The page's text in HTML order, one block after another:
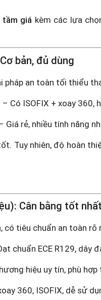
tầm giá kèm các lựa
bản, đủ dùng
pháp an toàn tối thiểu
– Có ISOFIX + xoay 360,
Giá rẻ, nhiều tính năng
Tuy nhiên, độ hoàn
Cân bằng tốt nhất
có tiêu chuẩn an toàn rõ
chuẩn ECE R129, dây
hiệu uy tín, phù
360, ISOFIX, dễ sử